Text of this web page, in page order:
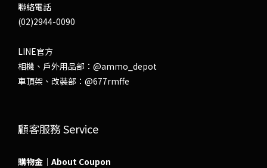
聯絡電話
(02)2944-0090
LINE官方
相機、戶外用品部： @ammo_depot
車頂架、改裝部： @677rmffe
顧客服務 Service
購物金｜About Coupon